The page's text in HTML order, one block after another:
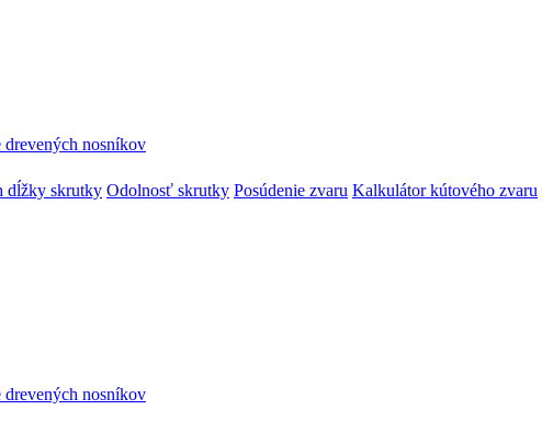
drevených nosníkov
dĺžky skrutky Odolnosť skrutky Posúdenie zvaru Kalkulátor kútového zvaru
drevených nosníkov